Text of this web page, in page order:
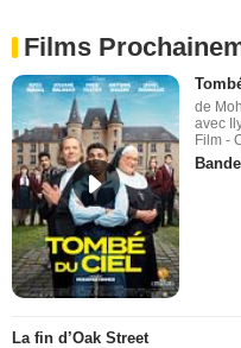
Films
de
avec
Film -
La fin d’Oak Street